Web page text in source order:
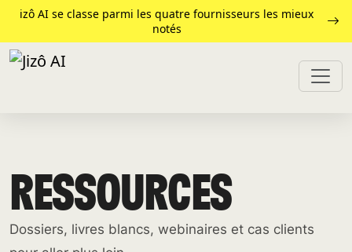
izô AI se classe parmi les quatre fournisseurs les mieux
notés
RESSOURCES
Dossiers, livres blancs, webinaires et cas clients